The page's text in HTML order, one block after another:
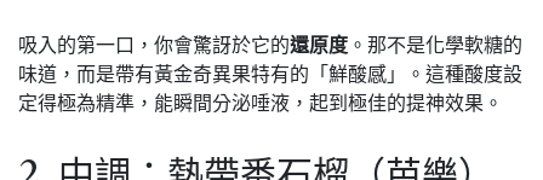
吸入的第一口，你會驚訝於它的還原度 。那不是化學軟糖的
味道，而是帶有黃金奇異果特有的「鮮酸感」。這種酸度設
定得極為精準，能瞬間分泌唾液，起到極佳的提神效果。